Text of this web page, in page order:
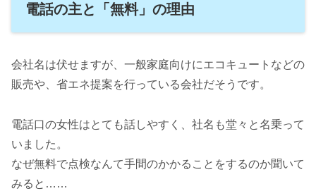
電話の主と「無料」の理由
会社名は伏せますが、一般家庭向けにエコキュートなどの
販売や、省エネ提案を行っている会社だそうです。
電話口の女性はとても話しやすく、社名も堂々と名乗って
いました。
なぜ無料で点検なんて手間のかかることをするのか聞いて
みると……